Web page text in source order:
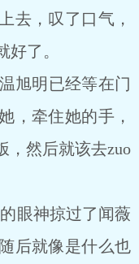
去，叹了口气，
了。
明已经等在门
，牵住她的手，
，然后就该去zuo
眼神掠过了闻薇
后就像是什么也